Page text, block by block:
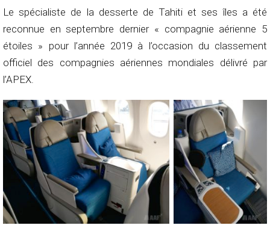
Le spécialiste de la desserte de Tahiti et ses îles a été
reconnue en septembre dernier « compagnie aérienne 5
étoiles » pour l’année 2019 à l’occasion du classement
officiel des compagnies aériennes mondiales délivré par
l’APEX.